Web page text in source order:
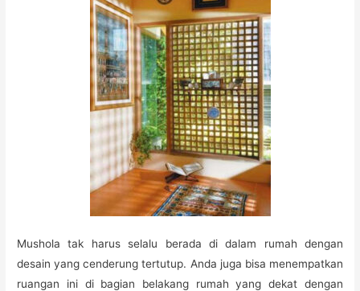
Mushola tak harus selalu berada di dalam rumah dengan
desain yang cenderung tertutup. Anda juga bisa menempatkan
ruangan ini di bagian belakang rumah yang dekat dengan